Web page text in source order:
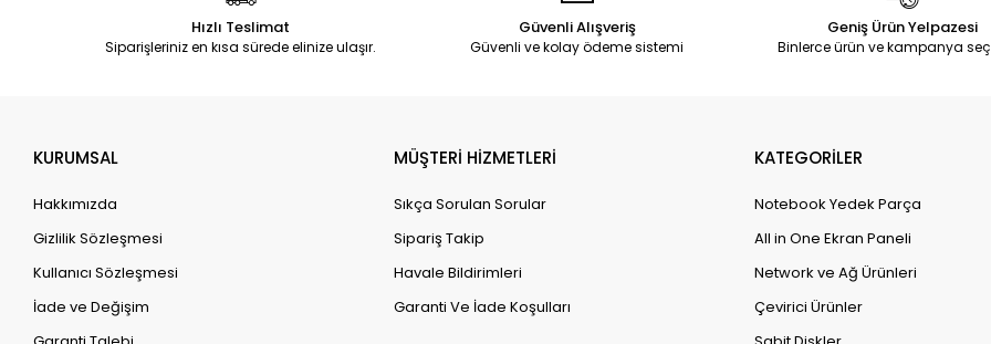
Hızlı Teslimat
Siparişleriniz en kısa sürede elinize ulaşır.
Güvenli Alışveriş
Güvenli ve kolay ödeme sistemi
Geniş Ürün Yelpazesi
Binlerce ürün ve kampanya
KURUMSAL
Hakkımızda
Gizlilik Sözleşmesi
Kullanıcı Sözleşmesi
İade ve Değişim
MÜŞTERİ HİZMETLERİ
Sıkça Sorulan Sorular
Sipariş Takip
Havale Bildirimleri
Garanti Ve İade Koşulları
KATEGORİLER
Notebook Yedek Parça
All in One Ekran Paneli
Network ve Ağ Ürünleri
Çevirici Ürünler